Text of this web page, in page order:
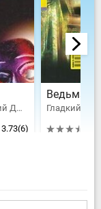
Гладкий Виталий Дмитриевич
3.73(6)
Ведьмак